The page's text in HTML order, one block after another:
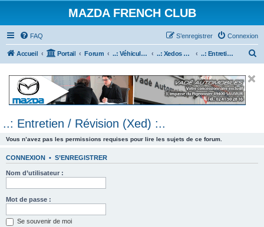
MAZDA FRENCH CLUB
FAQ Connexion
S’enregistrer
Accueil Portail Forum ..: Véhicules Mazda ancien (<2003) :.. ..: Xedos 6 & 9 :.. ..: Entretien / Révision (Xed) :..
e
..: Entretien / Révision (Xed) :..
Vous n’avez pas les permissions requises pour lire les sujets de ce forum.
CONNEXION • S’ENREGISTRER
Nom d’utilisateur :
Mot de passe :
Se souvenir de moi